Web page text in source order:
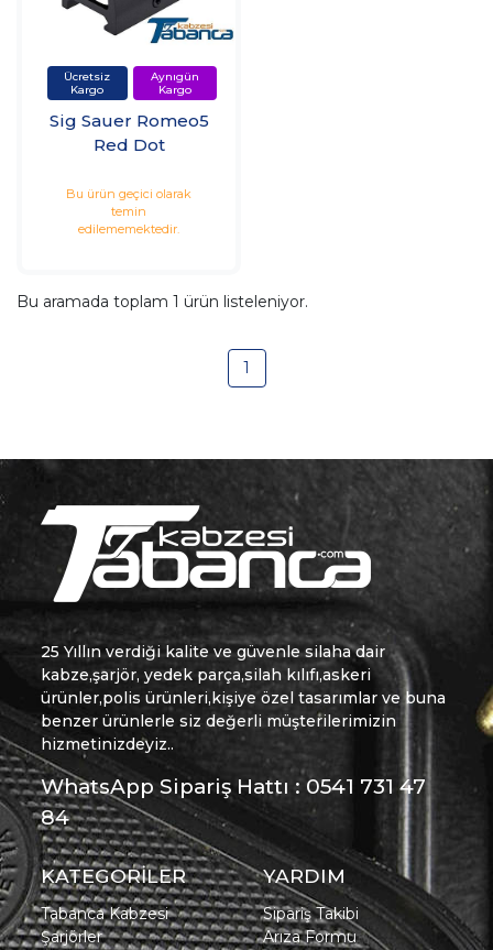
Sig Sauer Romeo5
Red Dot
Bu ürün geçici olarak
temin
edilememektedir.
Bu aramada toplam 1 ürün listeleniyor.
1
25 Yıllın verdiği kalite ve güvenle silaha dair
kabze,şarjör, yedek parça,silah kılıfı,askeri
ürünler,polis ürünleri,kişiye özel tasarımlar ve buna
benzer ürünlerle siz değerli müşterilerimizin
hizmetinizdeyiz..
WhatsApp Sipariş Hattı : 0541 731 47
84
KATEGORİLER
Tabanca Kabzesi
Şarjörler
YARDIM
Sipariş Takibi
Arıza Formu